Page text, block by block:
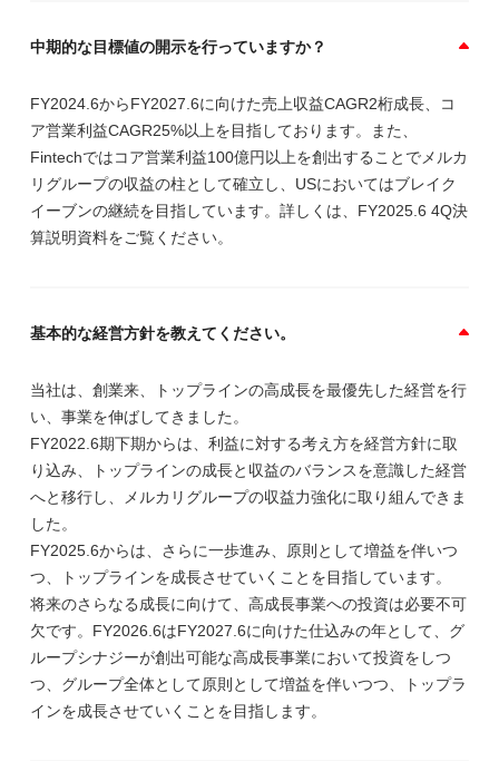
中期的な目標値の開示を行っていますか？
FY2024.6からFY2027.6に向けた売上収益CAGR2桁成長、コ
ア営業利益CAGR25%以上を目指しております。また、
Fintechではコア営業利益100億円以上を創出することでメルカ
リグループの収益の柱として確立し、USにおいてはブレイク
イーブンの継続を目指しています。詳しくは、FY2025.6 4Q決
算説明資料をご覧ください。
基本的な経営方針を教えてください。
当社は、創業来、トップラインの高成長を最優先した経営を行
い、事業を伸ばしてきました。
FY2022.6期下期からは、利益に対する考え方を経営方針に取
り込み、トップラインの成長と収益のバランスを意識した経営
へと移行し、メルカリグループの収益力強化に取り組んできま
した。
FY2025.6からは、さらに一歩進み、原則として増益を伴いつ
つ、トップラインを成長させていくことを目指しています。
将来のさらなる成長に向けて、高成長事業への投資は必要不可
欠です。FY2026.6はFY2027.6に向けた仕込みの年として、グ
ループシナジーが創出可能な高成長事業において投資をしつ
つ、グループ全体として原則として増益を伴いつつ、トップラ
インを成長させていくことを目指します。